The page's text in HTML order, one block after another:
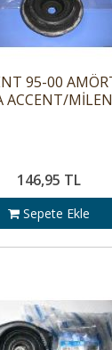
95-00
ACCENT/
146,95 TL
Sepete Ekle